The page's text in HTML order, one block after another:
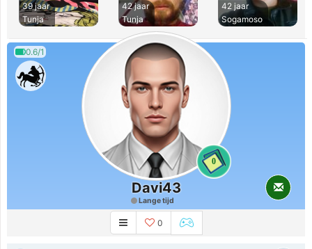
39 jaar
Tunja
42 jaar
Tunja
42 jaar
Sogamoso
0.6/1
0
Davi43
Lange tijd
0